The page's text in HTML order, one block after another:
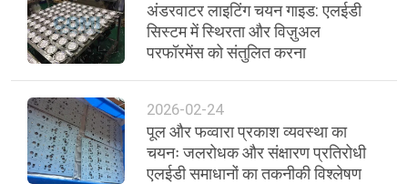
अंडरवाटर लाइटिंग चयन गाइड: एलईडी
सिस्टम में स्थिरता और विज़ुअल
परफॉरमेंस को संतुलित करना
2026-02-24
पूल और फव्वारा प्रकाश व्यवस्था का
चयनः जलरोधक और संक्षारण प्रतिरोधी
एलईडी समाधानों का तकनीकी विश्लेषण